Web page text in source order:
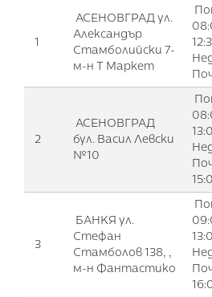
1
АСЕНОВГРАД ул.
Александър
Стамболийски 7-
м-н Т Маркет
2
АСЕНОВГРАД
бул. Васил Левски
№10
3
БАНКЯ ул.
Стефан
Стамболов 138, ,
м-н Фантастико